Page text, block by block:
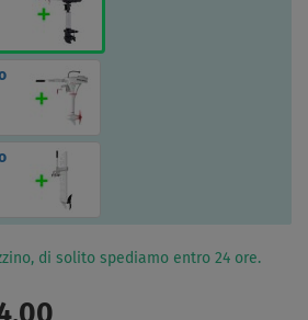
di solito spediamo entro 24 ore.